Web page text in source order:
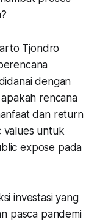
Tjondro
dengan
rencana
dan return
values untuk
expose pada
investasi yang
pasca pandemi